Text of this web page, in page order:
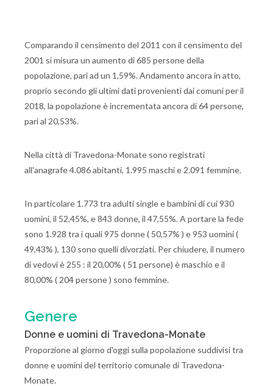
Comparando il censimento del 2011 con il censimento del
2001 si misura un aumento di 685 persone della
popolazione, pari ad un 1,59%. Andamento ancora in atto,
proprio secondo gli ultimi dati provenienti dai comuni per il
2018, la popolazione è incrementata ancora di 64 persone,
pari al 20,53%.
Nella città di Travedona-Monate sono registrati
all'anagrafe 4.086 abitanti, 1.995 maschi e 2.091 femmine.
In particolare 1.773 tra adulti single e bambini di cui 930
uomini, il 52,45%, e 843 donne, il 47,55%. A portare la fede
sono 1.928 tra i quali 975 donne ( 50,57% ) e 953 uomini (
49,43% ), 130 sono quelli divorziati. Per chiudere, il numero
di vedovi è 255 : il 20,00% ( 51 persone) è maschio e il
80,00% ( 204 persone ) sono femmine.
Genere
Donne e uomini di Travedona-Monate
Proporzione al giorno d'oggi sulla popolazione suddivisi tra
donne e uomini del territorio comunale di Travedona-
Monate.